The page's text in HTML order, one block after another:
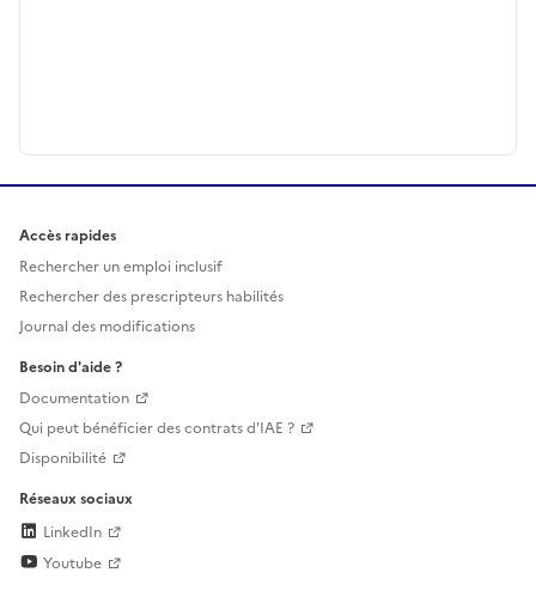
Accès rapides
Rechercher un emploi inclusif
Rechercher des prescripteurs habilités
Journal des modifications
Besoin d'aide ?
Documentation
Qui peut bénéficier des contrats d'IAE ?
Disponibilité
Réseaux sociaux
LinkedIn
Youtube